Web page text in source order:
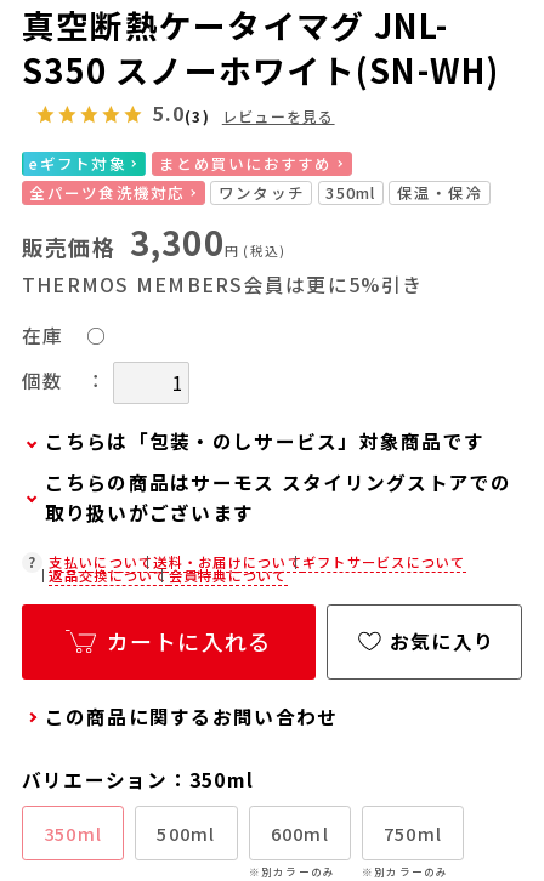
真空断熱ケータイマグ JNL-
S350 スノーホワイト(SN-WH)
5.0(3) レビューを見る
eギフト対象
まとめ買いにおすすめ
全パーツ食洗機対応
ワンタッチ 350ml 保温・保冷
販売価格 3,300円 (税込)
THERMOS MEMBERS会員は更に5%引き
在庫
○
個数
：
こちらは「包装・のしサービス」対象商品です
弊社での包装・のしを希望される場合は、商品を
カートに入れた後に「会員限定のし・ラッピング
(330円/個)設定へ」ボタンからお手続きくださ
い。
「包装・のしサービス」には、手提げ袋やギフト
バッグは含まれておりません。手提げ袋やギフト
バッグを希望される場合は、以下よりご購入をお
願いいたします。
こちらの商品はサーモス スタイリングストアでの
取り扱いがございます
在庫状況につきましては、各店舗までお電話にて
ご確認ください。
店舗紹介ページ
支払いについて送料・お届けについてギフトサービスについて
返品交換について会員特典について
カートに入れる お気に入り
この商品に関するお問い合わせ
バリエーション：350ml
350ml 500ml 600ml
※別カラーのみ
750ml
※別カラーのみ